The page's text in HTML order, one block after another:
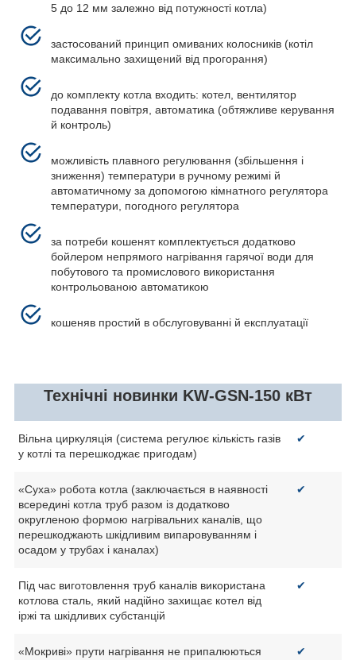
5 до 12 мм залежно від потужності котла)
застосований принцип омиваних колосників (котіл
максимально захищений від прогорання)
до комплекту котла входить: котел, вентилятор
подавання повітря, автоматика (обтяжливе керування
й контроль)
можливість плавного регулювання (збільшення і
зниження) температури в ручному режимі й
автоматичному за допомогою кімнатного регулятора
температури, погодного регулятора
за потреби кошенят комплектується додатково
бойлером непрямого нагрівання гарячої води для
побутового та промислового використання
контрольованою автоматикою
кошеняв простий в обслуговуванні й експлуатації
Технічні новинки KW-GSN-150 кВт
Вільна циркуляція (система регулює кількість газів
у котлі та перешкоджає пригодам)
✔
«Суха» робота котла (заключається в наявності
всередині котла труб разом із додатково
округленою формою нагрівальних каналів, що
перешкоджають шкідливим випаровуванням і
осадом у трубах і каналах)
✔
Під час виготовлення труб каналів використана
котлова сталь, який надійно захищає котел від
іржі та шкідливих субстанцій
✔
«Мокриві» прути нагрівання не припалюються
✔